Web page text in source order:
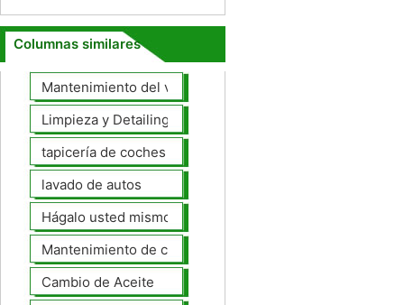
Columnas similares
Mantenimiento del vehículo
Limpieza y Detailing
tapicería de coches
lavado de autos
Hágalo usted mismo Mantenimiento de Automotores
Mantenimiento de coches General
Cambio de Aceite